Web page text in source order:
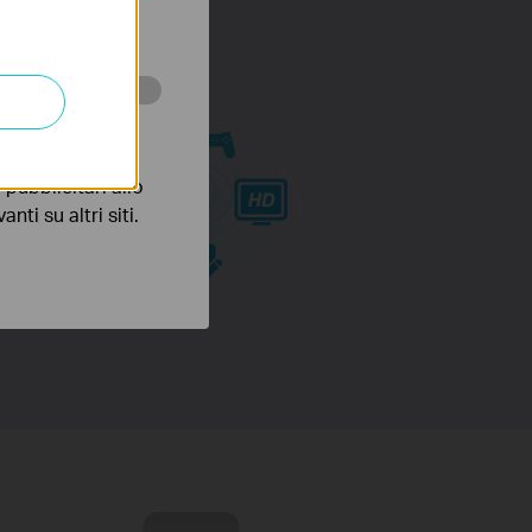
essere
di
pubblicitari allo
su altri siti.